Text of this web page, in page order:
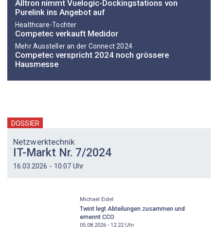
Alltron nimmt Vuelogic-Dockingstations von
Purelink ins Angebot auf
Healthcare-Tochter
Competec verkauft Medidor
Mehr Aussteller an der Connect 2024
Competec verspricht 2024 noch grössere
Hausmesse
DOSSIER
Netzwerktechnik
IT-Markt Nr. 7/2024
16.03.2026 - 10:07 Uhr
Michael Eidel
Twint legt Abteilungen zusammen und
ernennt CCO
05.08.2026 - 12:22Uhr